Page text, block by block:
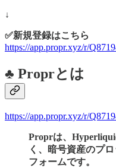
↓
✅新規登録はこちら
https://app.propr.xyz/r/
♣️ Proprとは
https://app.propr.xyz/r/
Proprは、
く、暗号資産のプ
フォームです。